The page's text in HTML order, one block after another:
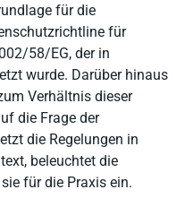
für die
für
58/EG, der in
wurde. Darüber hinaus
Verhältnis dieser
die Frage der
die Regelungen in
beleuchtet die
für die Praxis ein.